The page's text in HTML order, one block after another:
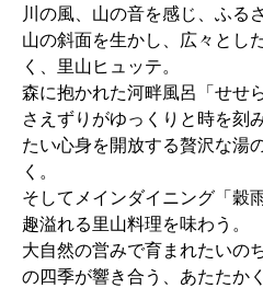
川の風、山の音を感じ、ふる
山の斜面を生かし、広々とし
く、里山ヒュッテ。
森に抱かれた河畔風呂「せせ
さえずりがゆっくりと時を刻
たい心身を開放する贅沢な湯
く。
そしてメインダイニング「穀
趣溢れる里山料理を味わう。
大自然の営みで育まれたいの
の四季が響き合う、あたたか